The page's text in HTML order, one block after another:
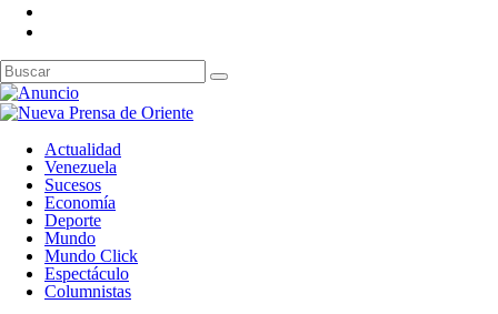
Actualidad
Venezuela
Sucesos
Economía
Deporte
Mundo
Mundo Click
Espectáculo
Columnistas